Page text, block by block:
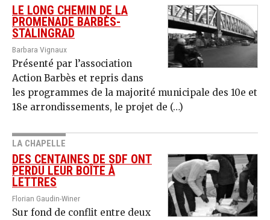
LE LONG CHEMIN DE LA
PROMENADE BARBÈS-
STALINGRAD
Barbara Vignaux
Présenté par l’association
Action Barbès et repris dans
les programmes de la majorité municipale des 10e et
18e arrondissements, le projet de (…)
LA CHAPELLE
DES CENTAINES DE SDF ONT
PERDU LEUR BOÎTE À
LETTRES
Florian Gaudin-Winer
Sur fond de conflit entre deux